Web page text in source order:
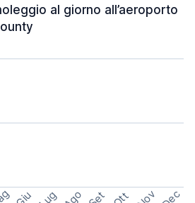
al giorno all’aeroporto